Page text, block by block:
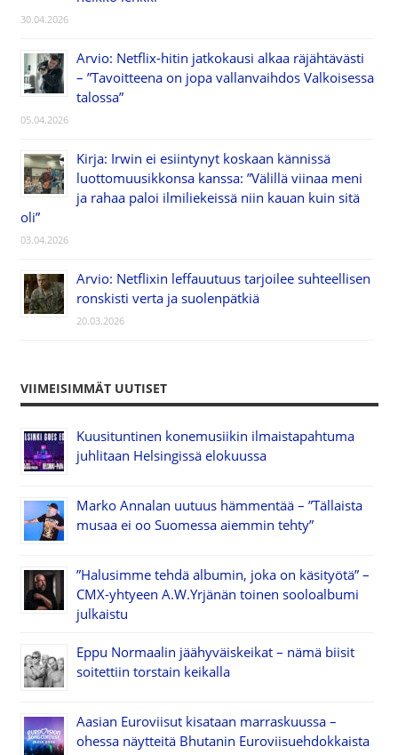
30.04.2026
Arvio: Netflix-hitin jatkokausi alkaa räjähtävästi
– ”Tavoitteena on jopa vallanvaihdos Valkoisessa
talossa”
05.04.2026
Kirja: Irwin ei esiintynyt koskaan kännissä
luottomuusikkonsa kanssa: ”Välillä viinaa meni
ja rahaa paloi ilmiliekeissä niin kauan kuin sitä
oli”
03.04.2026
Arvio: Netflixin leffauutuus tarjoilee suhteellisen
ronskisti verta ja suolenpätkiä
20.03.2026
VIIMEISIMMÄT UUTISET
Kuusituntinen konemusiikin ilmaistapahtuma
juhlitaan Helsingissä elokuussa
Marko Annalan uutuus hämmentää – ”Tällaista
musaa ei oo Suomessa aiemmin tehty”
”Halusimme tehdä albumin, joka on käsityötä” –
CMX-yhtyeen A.W.Yrjänän toinen sooloalbumi
julkaistu
Eppu Normaalin jäähyväiskeikat – nämä biisit
soitettiin torstain keikalla
Aasian Euroviisut kisataan marraskuussa –
ohessa näytteitä Bhutanin Euroviisuehdokkaista